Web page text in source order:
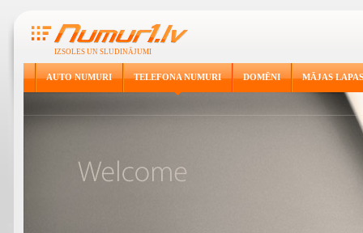
IZSOLES UN SLUDINĀJUMI
AUTO NUMURI TELEFONA NUMURI DOMĒNI MĀJAS LAPAS